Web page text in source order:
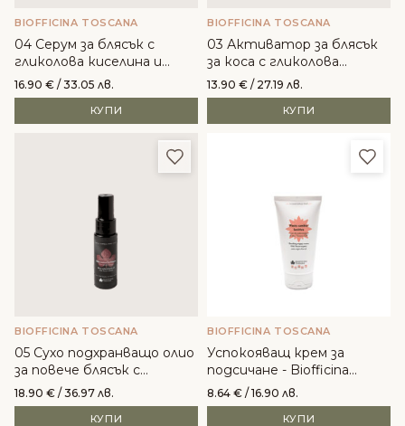
BIOFFICINA TOSCANA
04 Серум за блясък с
гликолова киселина и
тосканска камелия без
отмиване - Biofficina
16.90 € / 33.05 лв.
КУПИ
BIOFFICINA TOSCANA
03 Активатор за блясък
за коса с гликолова
киселина и тосканска
камелия - Biofficina Toscana
13.90 € / 27.19 лв.
КУПИ
Добави в любими
BIOFFICINA TOSCANA
05 Сухо подхранващо олио
за повече блясък с
тосканска камелия -
Biofficina Toscana
18.90 € / 36.97 лв.
КУПИ
BIOFFICINA TOSCANA
Успокояващ крем за
подсичане - Biofficina
Toscana
8.64 € / 16.90 лв.
КУПИ